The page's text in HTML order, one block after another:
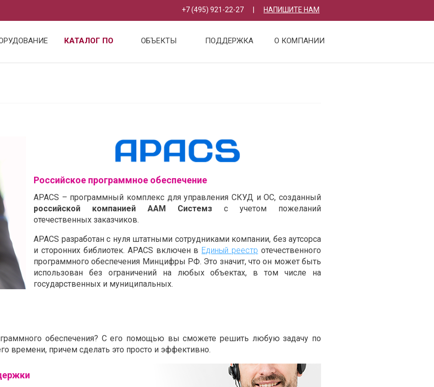
НАПИШИТЕ НАМ
+7 (495) 921-22-27
КАТАЛОГ ПО ОБЪЕКТЫ ПОДДЕРЖКА О КОМПАНИИ
Российское программное обеспечение
APACS – программный комплекс для управления СКУД и ОС, созданный
российской компанией ААМ Системз с учетом пожеланий
отечественных заказчиков.
APACS разработан с нуля штатными сотрудниками компании, без аутсорса
и сторонних библиотек. APACS включен в Единый реестр отечественного
программного обеспечения Минцифры РФ. Это значит, что он может быть
использован без ограничений на любых объектах, в том числе на
государственных и муниципальных.
обеспечения? С его помощью вы сможете решить любую задачу по
времени, причем сделать это просто и эффективно.